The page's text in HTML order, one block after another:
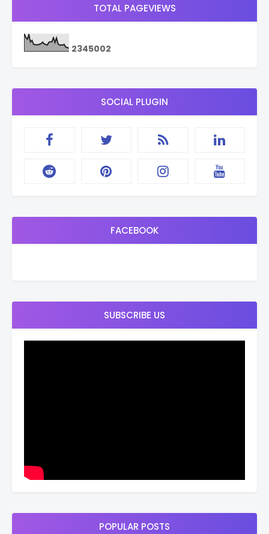
TOTAL PAGEVIEWS
2345002
SOCIAL PLUGIN
FACEBOOK
SUBSCRIBE US
POPULAR POSTS